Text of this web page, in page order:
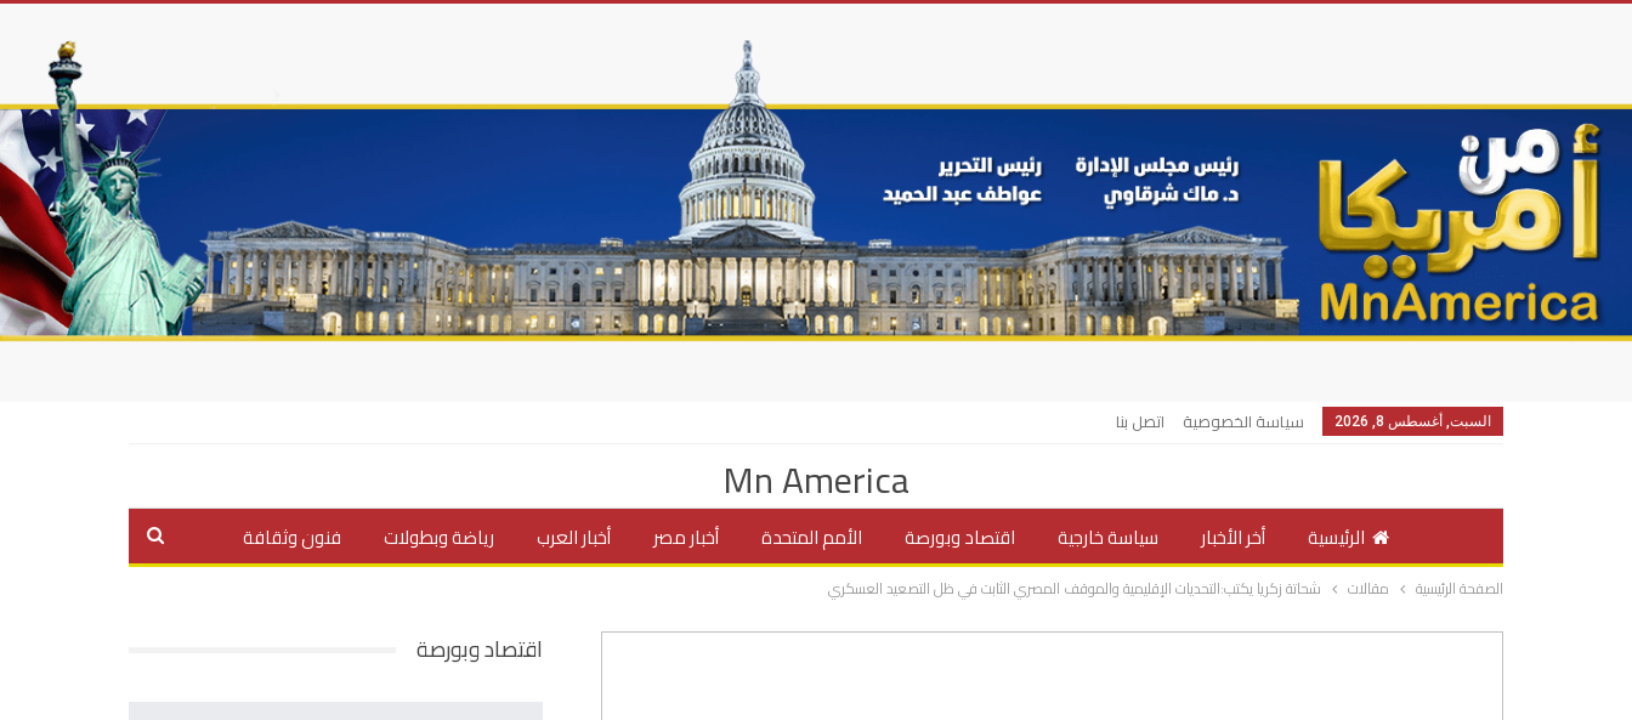
السبت, أغسطس 8, 2026 سياسة الخصوصية اتصل بنا
Mn America
الرئيسية أخر الأخبار سياسة خارجية اقتصاد وبورصة الأمم المتحدة أخبار مصر أخبار العرب رياضة وبطولات
فنون وثقافة
صحة وتغذية
المرأة والحياة المنح الدراسية مقالات علوم وتكنولوجيا الصفحة الرئيسية مقالات شحاتة زكريا يكتب:التحديات الإقليمية والموقف المصري الثابت في ظل التصعيد العسكري
اقتصاد وبورصة